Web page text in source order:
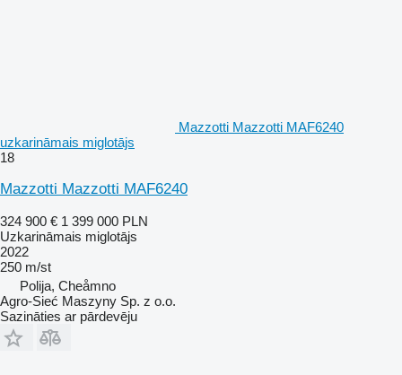
Mazzotti Mazzotti MAF6240
uzkarināmais miglotājs
18
Mazzotti Mazzotti MAF6240
324 900 € 1 399 000 PLN
Uzkarināmais miglotājs
2022
250 m/st
Polija, Cheåmno
Agro-Sieć Maszyny Sp. z o.o.
Sazināties ar pārdevēju